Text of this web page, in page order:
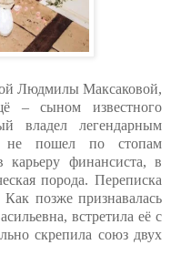
Людмилы Максаковой,
– сыном известного
владел легендарным
не пошел по стопам
карьеру финансиста, в
порода. Переписка
позже признавалась
встретила её с
скрепила союз двух